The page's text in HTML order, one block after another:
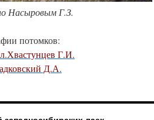
Насыровым Г.З.
потомков:
Г.И.
Д.А.